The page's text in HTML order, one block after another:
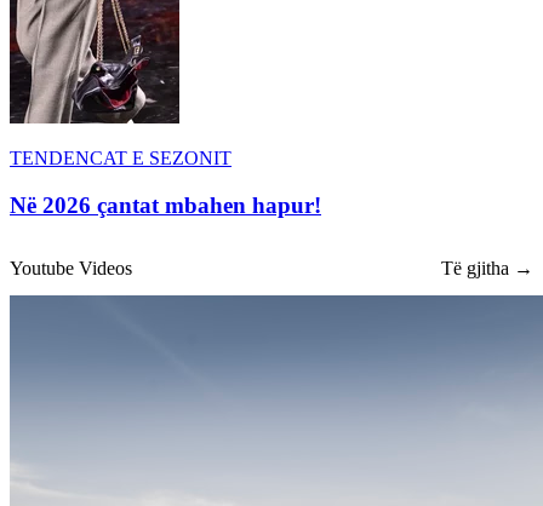
TENDENCAT E SEZONIT
Në 2026 çantat mbahen hapur!
Youtube Videos Të gjitha →